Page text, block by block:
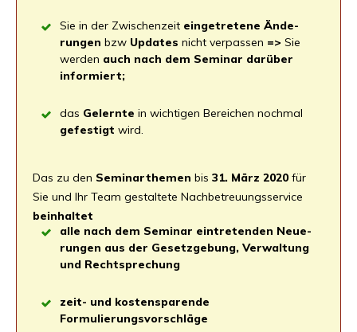
Sie in der Zwi­schen­zeit ein­ge­tre­te­ne Ände­
run­gen bzw Updates nicht ver­pas­sen => Sie
wer­den auch nach dem Semi­nar dar­über
informiert;
das Gelern­te in wich­ti­gen Berei­chen noch­mal
gefes­tigt wird.
Das zu den Semi­nar­the­men bis 31. März 2020 für
Sie und Ihr Team gestal­te­te Nach­be­treu­ungs­ser­vice
beinhal­tet
alle nach dem Semi­nar ein­tre­ten­den Neue­
run­gen aus der Gesetz­ge­bung, Ver­wal­tung
und Rechtsprechung
zeit- und kos­ten­spa­ren­de
Formulierungsvorschläge